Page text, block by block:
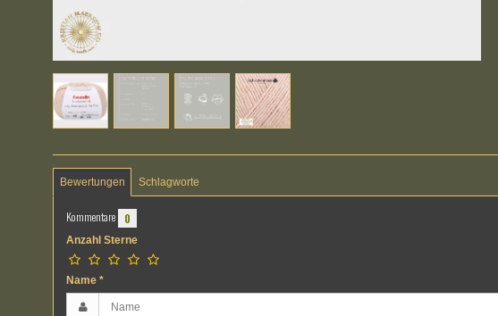
Bewertungen Schlagworte
Kommentare 0
Anzahl Sterne
Name*